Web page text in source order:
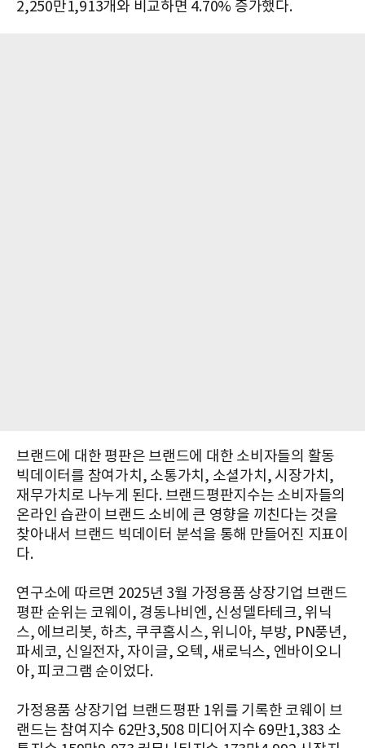
2,250만1,913개와 비교하면 4.70% 증가했다.
브랜드에 대한 평판은 브랜드에 대한 소비자들의 활동
빅데이터를 참여가치, 소통가치, 소셜가치, 시장가치,
재무가치로 나누게 된다. 브랜드평판지수는 소비자들의
온라인 습관이 브랜드 소비에 큰 영향을 끼친다는 것을
찾아내서 브랜드 빅데이터 분석을 통해 만들어진 지표이
다.
연구소에 따르면 2025년 3월 가정용품 상장기업 브랜드
평판 순위는 코웨이, 경동나비엔, 신성델타테크, 위닉
스, 에브리봇, 하츠, 쿠쿠홈시스, 위니아, 부방, PN풍년,
파세코, 신일전자, 자이글, 오텍, 새로닉스, 엔바이오니
아, 피코그램 순이었다.
가정용품 상장기업 브랜드평판 1위를 기록한 코웨이 브
랜드는 참여지수 62만3,508 미디어지수 69만1,383 소